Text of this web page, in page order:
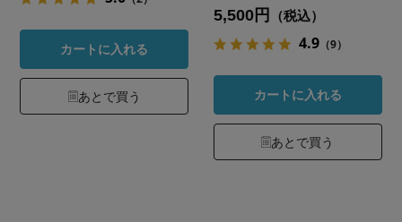
カートに入れる
あとで買う
5,500円 （税込）
4.9 （9）
カートに入れる
あとで買う